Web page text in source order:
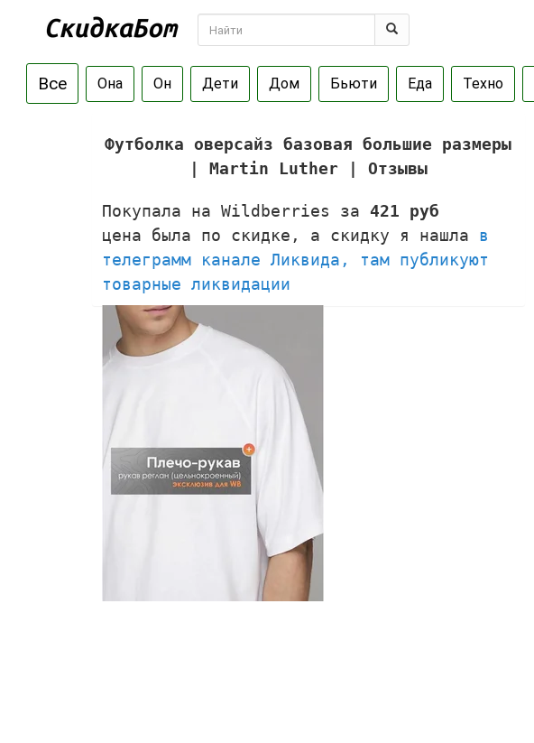
Все Она Он Дети Дом Бьюти Еда Техно
Футболка оверсайз базовая большие размеры
| Martin Luther | Отзывы
Покупала на Wildberries за 421 руб
цена была по скидке, а скидку я нашла в
телеграмм канале Ликвида, там публикуют
товарные ликвидации